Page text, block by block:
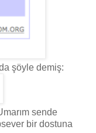
şöyle demiş:
sende
bir dostuna